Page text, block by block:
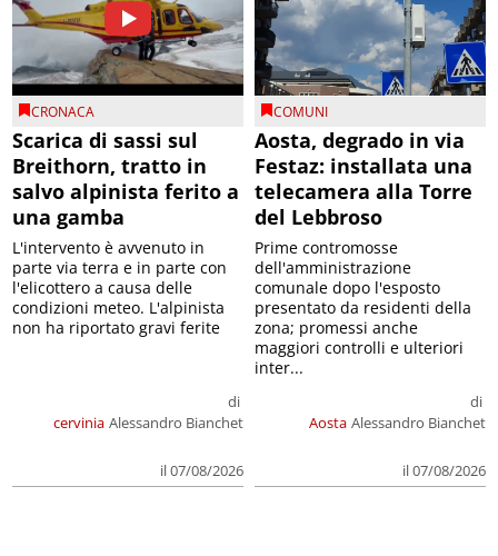
CRONACA
Scarica di sassi sul
Breithorn, tratto in
salvo alpinista ferito a
una gamba
cervinia
di
Alessandro Bianchet
il 07/08/2026
L'intervento è avvenuto in
parte via terra e in parte con
l'elicottero a causa delle
condizioni meteo. L'alpinista
non ha riportato gravi ferite
COMUNI
Aosta, degrado in via
Festaz: installata una
telecamera alla Torre
del Lebbroso
Aosta
di
Alessandro Bianchet
il 07/08/2026
Prime contromosse
dell'amministrazione
comunale dopo l'esposto
presentato da residenti della
zona; promessi anche
maggiori controlli e ulteriori
inter...